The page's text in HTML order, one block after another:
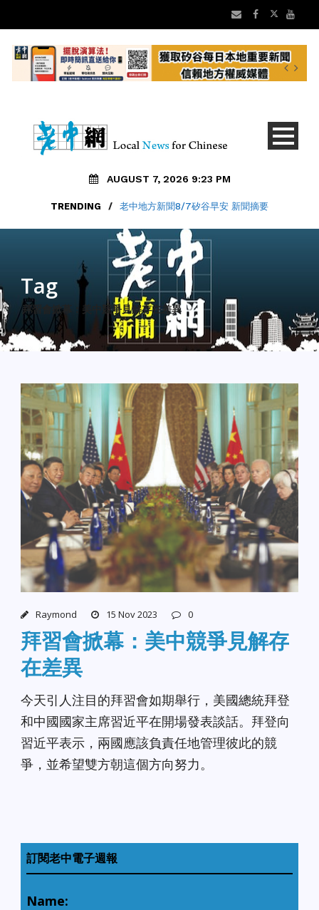
AUGUST 7, 2026 9:23 PM
TRENDING / 老中地方新聞8/7矽谷早安 新聞摘要
Tag
拜習會掀幕：美中競爭見解存在差異
Raymond 15 Nov 2023 0
拜習會掀幕：美中競爭見解存
在差異
今天引人注目的拜習會如期舉行，美國總統拜登
和中國國家主席習近平在開場發表談話。拜登向
習近平表示，兩國應該負責任地管理彼此的競
爭，並希望雙方朝這個方向努力。
訂閱老中電子週報
Name: